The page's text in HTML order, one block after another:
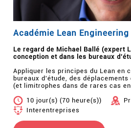
Académie Lean Engineering
Le regard de Michael Ballé (expert
conception et dans les bureaux
Appliquer les principes du Lean en
bureaux d'étude, des
(et limitrophes dans de rares cas
10 jour(s) (70 heure(s))
Interentreprises